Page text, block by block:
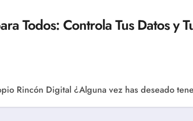
Todos: Controla Tus Datos y
Rincón Digital ¿Alguna vez has deseado